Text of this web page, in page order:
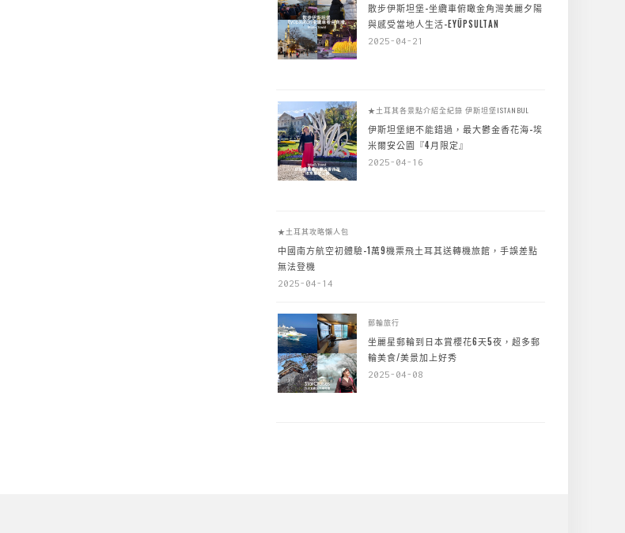
散步伊斯坦堡-坐纜車俯瞰金角灣美麗夕陽
與感受當地人生活-EYÜPSULTAN
2025-04-21
★土耳其各景點介紹全紀錄 伊斯坦堡ISTANBUL
伊斯坦堡絕不能錯過，最大鬱金香花海-埃
米爾安公園『4月限定』
2025-04-16
★土耳其攻略懶人包
中國南方航空初體驗-1萬9機票飛土耳其送轉機旅館，手誤差點
無法登機
2025-04-14
郵輪旅行
坐麗星郵輪到日本賞櫻花6天5夜，超多郵
輪美食/美景加上好秀
2025-04-08